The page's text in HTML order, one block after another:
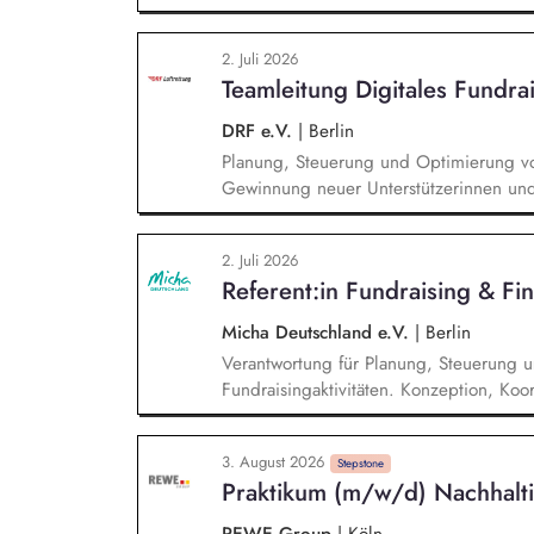
Strategische Weiterentwicklung des
der Lead-Akquise über Stewardship
Systematische Planung, Steuerung und
Mailings oder Telefonie-Aktionen sowie
Veranstaltungen.
2. Juli 2026
Teamleitung Digitales
DRF e.V. | Berlin
Planung, Steuerung und Optimierung
Gewinnung neuer Unterstützerinnen
von Performance-Marketing-
etc.). Analyse von
datenbasierter
Anzeigen, Landingpages und
2. Juli 2026
Referent:in Fundraising &
Micha Deutschland e.V. | Berlin
Verantwortung für Planung, Steuerung
Fundraisingaktivitäten. Konzeption,
Fundraisingkampagnen (z. B.
strategische Weiterentwicklung der
Drittmittelmanagement: Antragstellung,
Budget‑ und Liquiditätsplanung sowie
3. August 2026 Stepstone
Praktikum (m/w/d)